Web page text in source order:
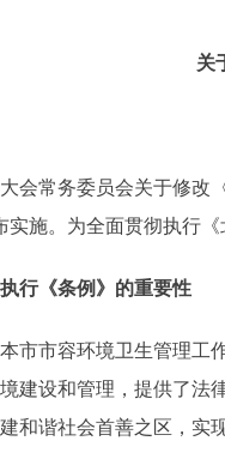
上接诉即办
关
常务委员会关于修改〈
实施。为全面贯彻执行
行《条例》的重要性
市容环境卫生管理工作
建设和管理，提供了
和谐社会首善之区，实